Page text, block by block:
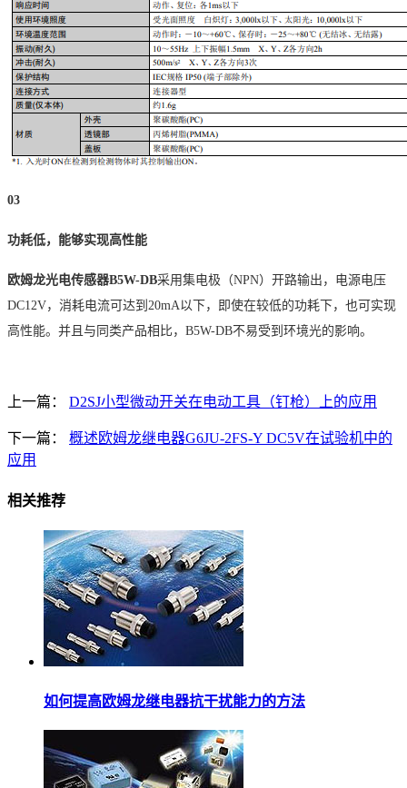
03
功耗低，能够实现高性能
欧姆龙光电传感器B5W-DB采用集电极（NPN）开路输出，电源电压
DC12V，消耗电流可达到20mA以下，即使在较低的功耗下，也可实现
高性能。并且与同类产品相比，B5W-DB不易受到环境光的影响。
上一篇： D2SJ小型微动开关在电动工具（钉枪）上的应用
下一篇：
概述欧姆龙继电器G6JU-2FS-Y DC5V在试验机中的
应用
相关推荐
如何提高欧姆龙继电器抗干扰能力的方法